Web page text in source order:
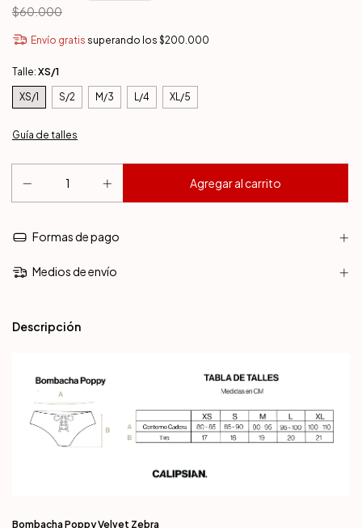
$60.000
Envío gratis superando los $200.000
Talle: XS/1
XS/1 S/2 M/3 L/4 XL/5
Guía de talles
Formas de pago
Medios de envío
Descripción
Bombacha Poppy Velvet Zebra